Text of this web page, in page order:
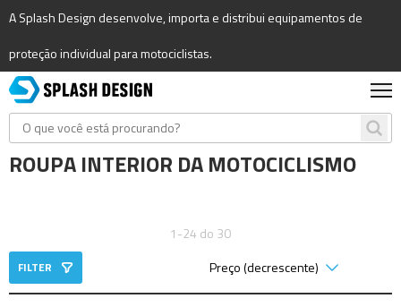
A Splash Design desenvolve, importa e distribui equipamentos de
proteção individual para motociclistas.
ROUPA INTERIOR DA MOTOCICLISMO
1-24 do 30
FILTER